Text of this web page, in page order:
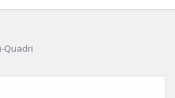
Quadri